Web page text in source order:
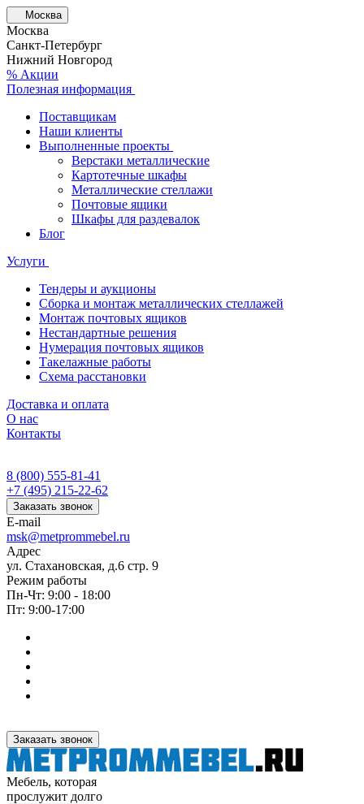
Москва
Москва
Санкт-Петербург
Нижний Новгород
% Акции
Полезная информация
Поставщикам
Наши клиенты
Выполненные проекты
Верстаки металлические
Картотечные шкафы
Металлические стеллажи
Почтовые ящики
Шкафы для раздевалок
Блог
Услуги
Тендеры и аукционы
Сборка и монтаж металлических стеллажей
Монтаж почтовых ящиков
Нестандартные решения
Нумерация почтовых ящиков
Такелажные работы
Схема расстановки
Доставка и оплата
О нас
Контакты
8 (800) 555-81-41
+7 (495) 215-22-62
Заказать звонок
E-mail
msk@metprommebel.ru
Адрес
ул. Стахановская, д.6 стр. 9
Режим работы
Пн-Чт: 9:00 - 18:00
Пт: 9:00-17:00
Заказать звонок
Мебель, которая
прослужит долго